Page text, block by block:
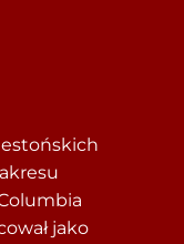
estońskich
jako